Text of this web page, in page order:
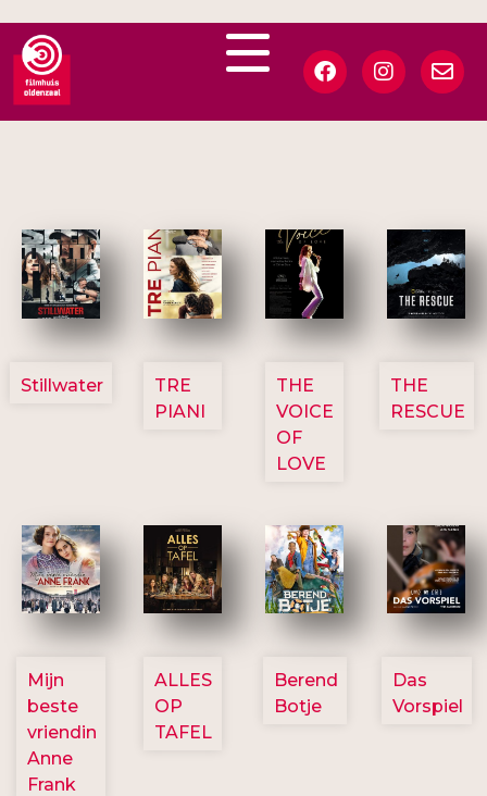
3123
Stillwater
3129
TRE
PIANI
3135
THE
VOICE
OF
LOVE
3148
THE
RESCUE
2757
Mijn
beste
vriendin
Anne
Frank
3154
ALLES
OP
TAFEL
2799
Berend
Botje
2777
Das
Vorspiel